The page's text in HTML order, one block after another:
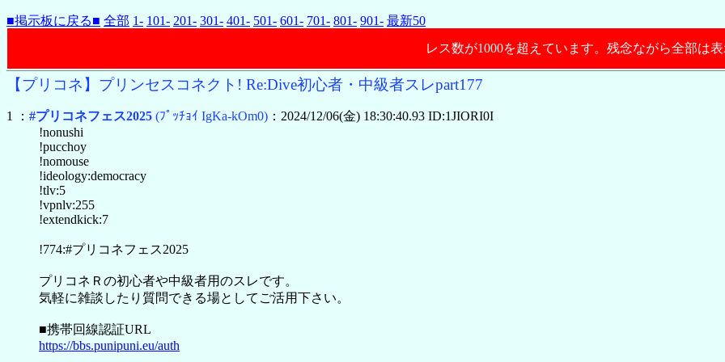
■掲示板に戻る■ 全部 1- 101- 201- 301- 401- 501- 601- 701- 801- 901- 最新50
レス数が1000を超えています。残念ながら全部は表
【プリコネ】プリンセスコネクト! Re:Dive初心者・中級者スレpart177
1 ： #プリコネフェス2025 (ﾌﾟｯﾁｮｲ IgKa-kOm0) ：2024/12/06(金) 18:30:40.93 ID:1JIORI0I
!nonushi
!pucchoy
!nomouse
!ideology:democracy
!tlv:5
!vpnlv:255
!extendkick:7
!774:#プリコネフェス2025
プリコネＲの初心者や中級者用のスレです。
気軽に雑談したり質問できる場としてご活用下さい。
■携帯回線認証URL
https://bbs.punipuni.eu/auth